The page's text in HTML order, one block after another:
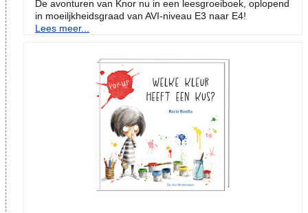
De avonturen van Knor nu in een leesgroeiboek, oplopend
in moeiljkheidsgraad van AVI-niveau E3 naar E4!
Lees meer...